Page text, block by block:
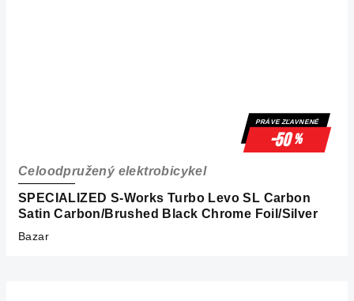
PRÁVE ZĽAVNENÉ
-50%
SPECIALIZED S-Works Turbo Levo SL Carbon
Satin Carbon/Brushed Black Chrome Foil/Silver
Celoodpružený elektrobicykel
Bazar